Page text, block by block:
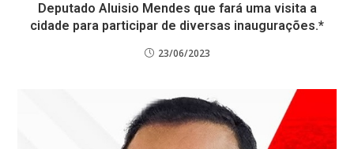
Deputado Aluisio Mendes que fará uma visita a
cidade para participar de diversas inaugurações.*
23/06/2023